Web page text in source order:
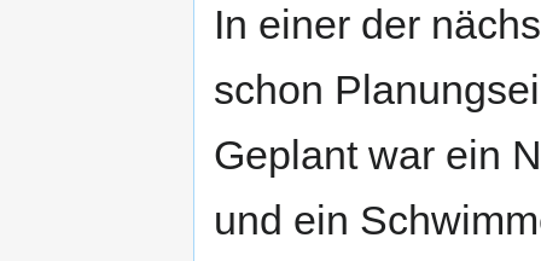
In einer der
schon
Geplant war ein
und ein